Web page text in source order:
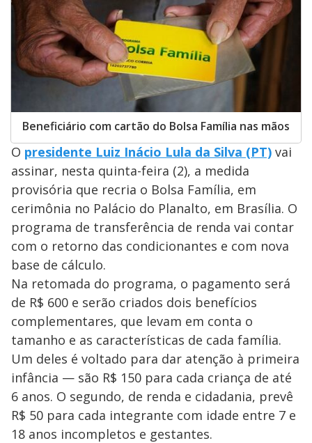
Beneficiário com cartão do Bolsa Família nas mãos
O presidente Luiz Inácio Lula da Silva (PT) vai
assinar, nesta quinta-feira (2), a medida
provisória que recria o Bolsa Família, em
cerimônia no Palácio do Planalto, em Brasília. O
programa de transferência de renda vai contar
com o retorno das condicionantes e com nova
base de cálculo.
Na retomada do programa, o pagamento será
de R$ 600 e serão criados dois benefícios
complementares, que levam em conta o
tamanho e as características de cada família.
Um deles é voltado para dar atenção à primeira
infância — são R$ 150 para cada criança de até
6 anos. O segundo, de renda e cidadania, prevê
R$ 50 para cada integrante com idade entre 7 e
18 anos incompletos e gestantes.